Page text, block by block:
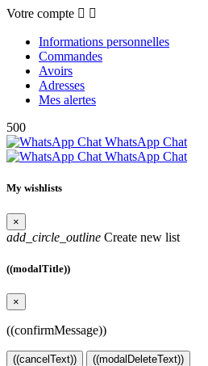
Votre compte  
Informations personnelles
Commandes
Avoirs
Adresses
Mes alertes
500
WhatsApp Chat
WhatsApp Chat
My wishlists
×
add_circle_outline Create new list
((modalTitle))
×
((confirmMessage))
((cancelText)) ((modalDeleteText))